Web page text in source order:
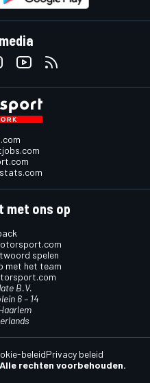
met ons op
spelen
met het team
B.V.
6 – 14
Alle rechten voorbehouden.
beleidPrivacy beleid